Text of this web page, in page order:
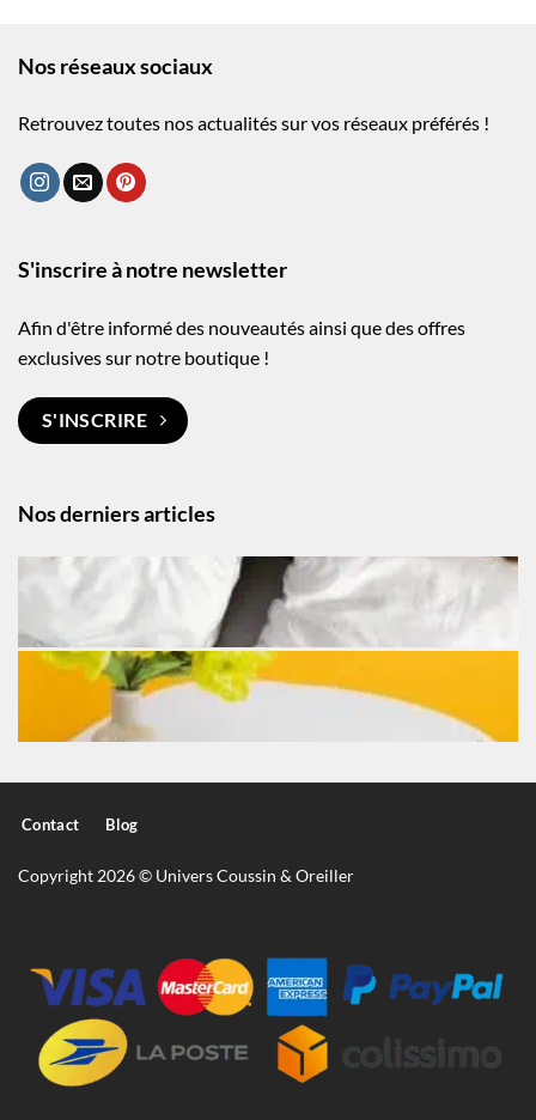
Nos réseaux sociaux
Retrouvez toutes nos actualités sur vos réseaux préférés !
Nos derniers articles
S'inscrire à notre newsletter
Afin d'être informé des nouveautés ainsi que des offres
exclusives sur notre boutique !
S'INSCRIRE
Contact Blog
Copyright 2026 © Univers Coussin & Oreiller